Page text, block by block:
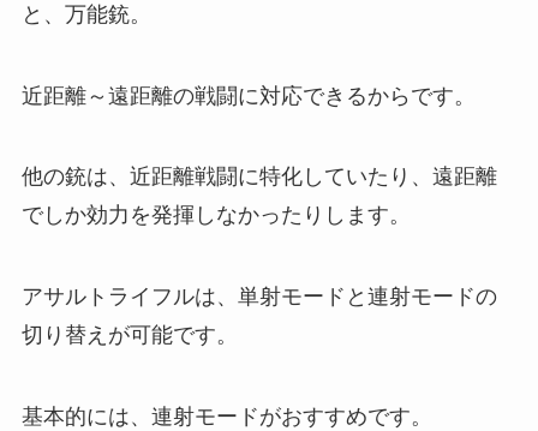
と、万能銃。
近距離～遠距離の戦闘に対応できるからです。
他の銃は、近距離戦闘に特化していたり、遠距離
でしか効力を発揮しなかったりします。
アサルトライフルは、単射モードと連射モードの
切り替えが可能です。
基本的には、連射モードがおすすめです。